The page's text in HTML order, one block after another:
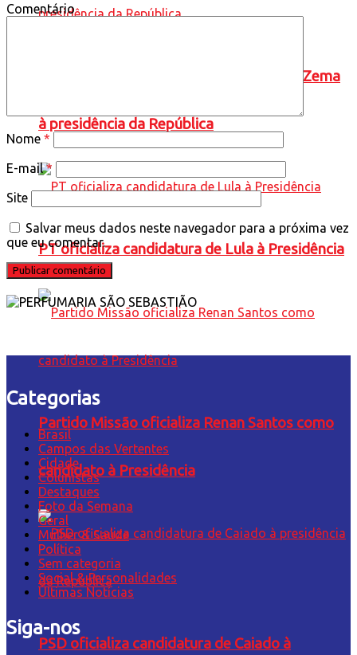
Novo oficializa a candidatura de Romeu Zema
à presidência da República
PT oficializa candidatura de Lula à Presidência
Partido Missão oficializa Renan Santos como
candidato à Presidência
PSD oficializa candidatura de Caiado à
Comentário
Nome *
E-mail*
Site
Salvar meus dados neste navegador para a próxima vez
que eu comentar.
Categorias
Brasil
Campos das Vertentes
Cidade
Colunistas
Destaques
Foto da Semana
Geral
Mulher & Saúde
Política
Sem categoria
Social & Personalidades
Últimas Notícias
Siga-nos